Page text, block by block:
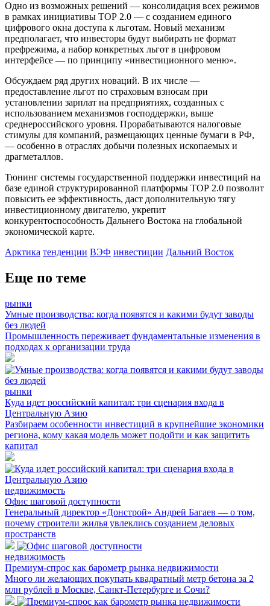
Одно из возможных решений — консолидация всех режимов
в рамках инициативы ТОР 2.0 — с созданием единого
цифрового окна доступа к льготам. Новый механизм
предполагает, что инвесторы будут выбирать не формат
префрежима, а набор конкретных льгот в цифровом
интерфейсе — по принципу «инвестиционного меню».
Обсуждаем ряд других новаций. В их числе —
предоставление льгот по страховым взносам при
установлении зарплат на предприятиях, созданных с
использованием механизмов господдержки, выше
среднероссийского уровня. Прорабатываются налоговые
стимулы для компаний, размещающих ценные бумаги в РФ,
— особенно в отраслях добычи полезных ископаемых и
драгметаллов.
Тюнинг системы государственной поддержки инвестиций на
базе единой структурированной платформы ТОР 2.0 позволит
повысить ее эффективность, даст дополнительную тягу
инвестиционному двигателю, укрепит
конкурентоспособность Дальнего Востока на глобальной
экономической карте.
Арктика тенденции ВЭФ инвестиции Дальний Восток
Еще по теме
рынки
Умные производства: когда появятся и какими будут заводы
без людей
Промышленность переживает фундаментальные изменения в
подходах к организации труда
рынки
Куда идет российский капитал: три сценария входа в
Центральную Азию
Разбираем особенности инвестиций в крупнейшие экономики
региона, кому какая модель может подойти и как защитить
капитал
недвижимость
Офис шаговой доступности
Генеральный директор «Донстрой» Андрей Багаев — о том,
почему строители жилья увлеклись созданием деловых
пространств
недвижимость
Премиум-спрос как барометр рынка недвижимости
Много ли желающих покупать квадратный метр бетона за 2
млн рублей в Москве, Санкт-Петербурге и Сочи?